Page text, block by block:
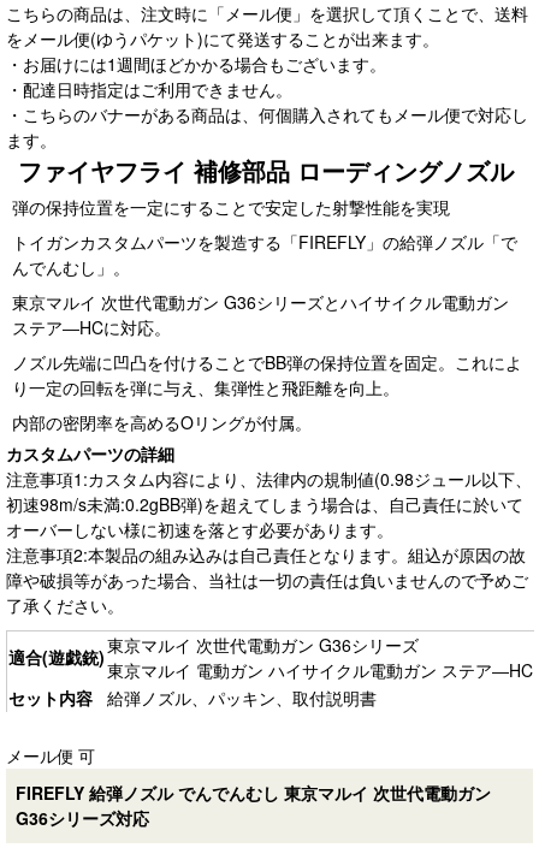
こちらの商品は、注文時に「メール便」を選択して頂くことで、送料
をメール便(ゆうパケット)にて発送することが出来ます。
・お届けには1週間ほどかかる場合もございます。
・配達日時指定はご利用できません。
・こちらのバナーがある商品は、何個購入されてもメール便で対応し
ます。
ファイヤフライ 補修部品 ローディングノズル
弾の保持位置を一定にすることで安定した射撃性能を実現
トイガンカスタムパーツを製造する「FIREFLY」の給弾ノズル「で
んでんむし」。
東京マルイ 次世代電動ガン G36シリーズとハイサイクル電動ガン
ステア―HCに対応。
ノズル先端に凹凸を付けることでBB弾の保持位置を固定。これによ
り一定の回転を弾に与え、集弾性と飛距離を向上。
内部の密閉率を高めるOリングが付属。
カスタムパーツの詳細
注意事項1:カスタム内容により、法律内の規制値(0.98ジュール以下、
初速98m/s未満:0.2gBB弾)を超えてしまう場合は、自己責任に於いて
オーバーしない様に初速を落とす必要があります。
注意事項2:本製品の組み込みは自己責任となります。組込が原因の故
障や破損等があった場合、当社は一切の責任は負いませんので予めご
了承ください。
適合(遊戯銃)東京マルイ 次世代電動ガン G36シリーズ
東京マルイ 電動ガン ハイサイクル電動ガン ステア―HC
セット内容 給弾ノズル、パッキン、取付説明書
メール便 可
FIREFLY 給弾ノズル でんでんむし 東京マルイ 次世代電動ガン
G36シリーズ対応